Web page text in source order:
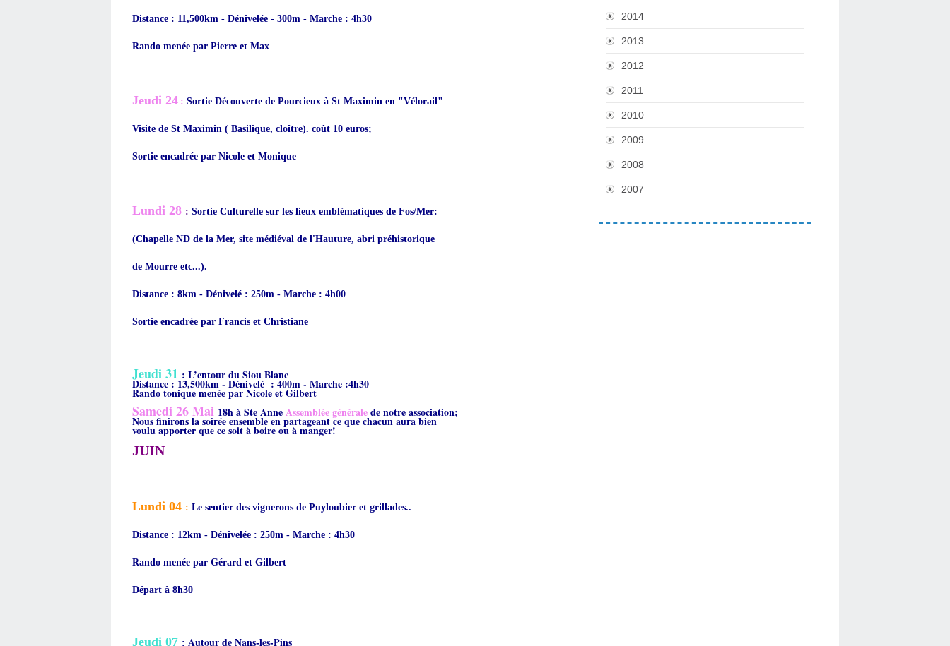
Distance : 11,500km - Dénivelée - 300m - Marche : 4h30
Rando menée par Pierre et Max
Jeudi 24 : Sortie Découverte de Pourcieux à St Maximin en "Vélorail"
Visite de St Maximin ( Basilique, cloître). coût 10 euros;
Sortie encadrée par Nicole et Monique
Lundi 28 : Sortie Culturelle sur les lieux emblématiques de Fos/Mer:
(Chapelle ND de la Mer, site médiéval de l'Hauture, abri préhistorique
de Mourre etc...).
Distance : 8km - Dénivelé : 250m - Marche : 4h00
Sortie encadrée par Francis et Christiane
Jeudi 31 : L’entour du Siou Blanc
Distance : 13,500km - Dénivelé : 400m - Marche :4h30
Rando tonique menée par Nicole et Gilbert
Samedi 26 Mai 18h à Ste AnneAssemblée généralede notre association;
Nous finirons la soirée ensemble en partageant ce que chacun aura bien
voulu apporter que ce soit à boire ou à manger!
JUIN
Lundi 04 : Le sentier des vignerons de Puyloubier et grillades..
Distance : 12km - Dénivelée : 250m - Marche : 4h30
Rando menée par Gérard et Gilbert
Départ à 8h30
Jeudi 07 : Autour de Nans-les-Pins
2014
2013
2012
2011
2010
2009
2008
2007